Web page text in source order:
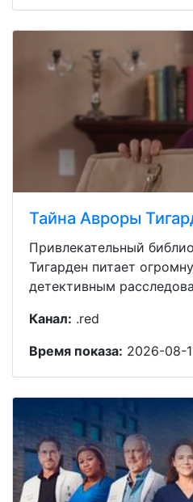
Тайна Авроры
Привлекательный
Тигарден питает
детективным
Канал: .red
Время показа: 2026-08-